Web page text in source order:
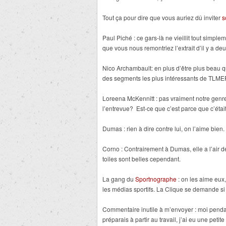
Tout ça pour dire que vous auriez dû inviter
Paul Piché : ce gars-là ne vieillit tout
que vous nous remontriez l’extrait d’il y a
Nico Archambault: en plus d’être plus
des segments les plus intéressants de
Loreena McKennitt : pas vraiment notre
l’entrevue? Est-ce que c’est parce que
Dumas : rien à dire contre lui, on l’aime
Corno : Contrairement à Dumas, elle a l’air
toiles sont belles cependant.
La gang du Sportnographe : on les aime
les médias sportifs. La Clique se demande
Commentaire inutile à m’envoyer : moi
préparais à partir au travail, j’ai eu une